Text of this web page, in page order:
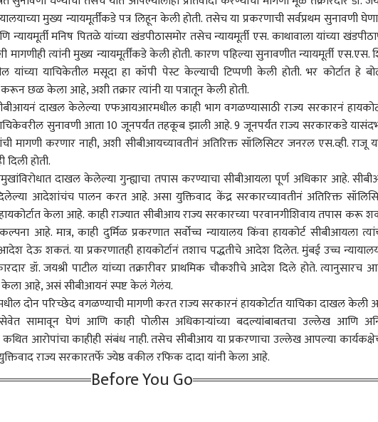
मुख्य न्यायमूर्तींकडे पत्र लिहून केली होती. तसेच या प्रकरणाची सर्वप्रथम सुनावणी
न्यायमूर्ती मनिष पितळे यांच्या खंडपीठासमोर तसेच न्यायमूर्ती एस. काथावाला यांच्या
त्यांनी मुख्य न्यायमूर्तींकडे केली होती. कारण पहिल्या सुनावणीत न्यायमूर्ती एस.एस.
यांच्या याचिकेतील मसूदा हा कॉपी पेस्ट केल्याची टिप्पणी केली होती. भर कोर्टात हे
छळ केला आहे, अशी तक्रार त्यांनी या पत्रातून केली होती.
दाखल केलेल्या एफआयआरमधील काही भाग वगळण्यासाठी राज्य सरकारनं
सुनावणी आता 10 जूनपर्यंत तहकूब झाली आहे. 9 जूनपर्यंत राज्य सरकारकडे
मागणी करणार नाही, अशी सीबीआयच्यावतीनं अतिरिक्त सॉलिसिटर जनरल एस.व्ही. राजू
दिली होती.
दाखल केलेल्या गुन्ह्याचा तपास करण्याचा सीबीआयला पूर्ण अधिकार आहे.
आदेशांचंच पालन करत आहे. असा युक्तिवाद केंद्र सरकारच्यावतीनं अतिरिक्त
केला आहे. काही राज्यात सीबीआय राज्य सरकारच्या परवानगीशिवाय तपास करू
आहे. मात्र, काही दुर्मिळ प्रकरणात सर्वोच्च न्यायालय किंवा हायकोर्ट सीबीआयला
देऊ शकतं. या प्रकरणातही हायकोर्टानं तशाच पद्धतीचे आदेश दिलेत. मुंबई उच्च
डॉ. जयश्री पाटील यांच्या तक्रारीवर प्राथमिक चौकशीचे आदेश दिले होते. त्यानुसारच
आहे, असं सीबीआयनं स्पष्ट केलं गेलंय.
दोन परिच्छेद वगळण्याची मागणी करत राज्य सरकारनं हायकोर्टात याचिका दाखल केली
सामावून घेणं आणि काही पोलीस अधिकाऱ्यांच्या बदल्यांबाबतचा उल्लेख आणि
कथित आरोपांचा काहीही संबंध नाही. तसेच सीबीआय या प्रकरणाचा उल्लेख आपल्या
राज्य सरकारतर्फे ज्येष्ठ वकील रफिक दादा यांनी केला आहे.
Before You Go
पर्सनल कॉर्नर
टॉप आर्टिकल टॉप रील्स
भारत
एआय डीपफेकवर केंद्र
सरकारचा सर्जिकल स्ट्राईक;
आक्षेपार्ह फोटो-व्हिडीओ 3
तासांत हटवावे लागणार
टीम इंडियात धावाधाव सुरु!
आता फिटनेस सिद्ध
करण्यासाठी 10 मिनिटात
किती किमी पळावं लागणार?
1200 मीटर किती मिनिटात
पूर्ण करावी लागणार? हा सुद्धा
नियम ठरला
आशिया कपचं वेळापत्रक
जाहीर, भारत पाकिस्तान 'या'
दिवशी आमने सामने, दुबईत
उत्तर
राजकारण
मुलांना देवाचं रूप मानलं जाते,
तरीही आंदोलनात लाठीचार्ज,
पेलेट गन फायर करण्यात
राजकारण
एकनाथ शिंदे अचानक दरे
गावातून मुंबईकडे रवाना,
अमित शाहांच्या भेटीसाठी
राजकारण
इथेनॉल, पेपरफुटीविरोधात
करण्यासाठी सरकारचा